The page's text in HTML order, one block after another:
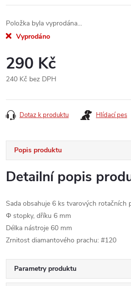
Položka byla vyprodána…
Vyprodáno
290 Kč
240 Kč bez DPH
cena:
Dotaz k produktu Hlídací pes
Popis produktu
Detailní popis
Sada obsahuje 6 ks tvarových rotačních
Φ stopky, dříku 6 mm
Délka nástroje 60 mm
Zrnitost diamantového prachu: #120
Parametry produktu